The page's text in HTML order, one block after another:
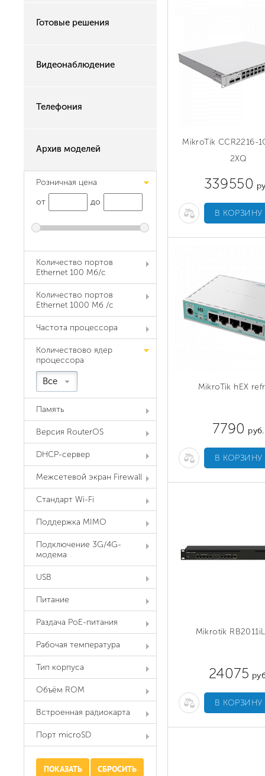
Готовые решения
Видеонаблюдение
Телефония
Архив моделей
Розничная цена
от
до
Количество портов
Ethernet 100 Мб/с
Количество портов
Ethernet 1000 Мб /с
Частота процессора
Количествово ядер
процессора
Все
Память
Версия RouterOS
DHCP-сервер
Межсетевой экран Firewall
Стандарт Wi-Fi
Поддержка MIMO
Подключение 3G/4G-
модема
USB
Питание
Раздача PoE-питания
Рабочая температура
Тип корпуса
Объём ROM
Встроенная радиокарта
Порт microSD
MikroTik CCR2216-
2XQ
339550
В КОРЗИНУ
MikroTik hEX
7790 руб.
В КОРЗИНУ
Mikrotik
24075
В КОРЗИНУ